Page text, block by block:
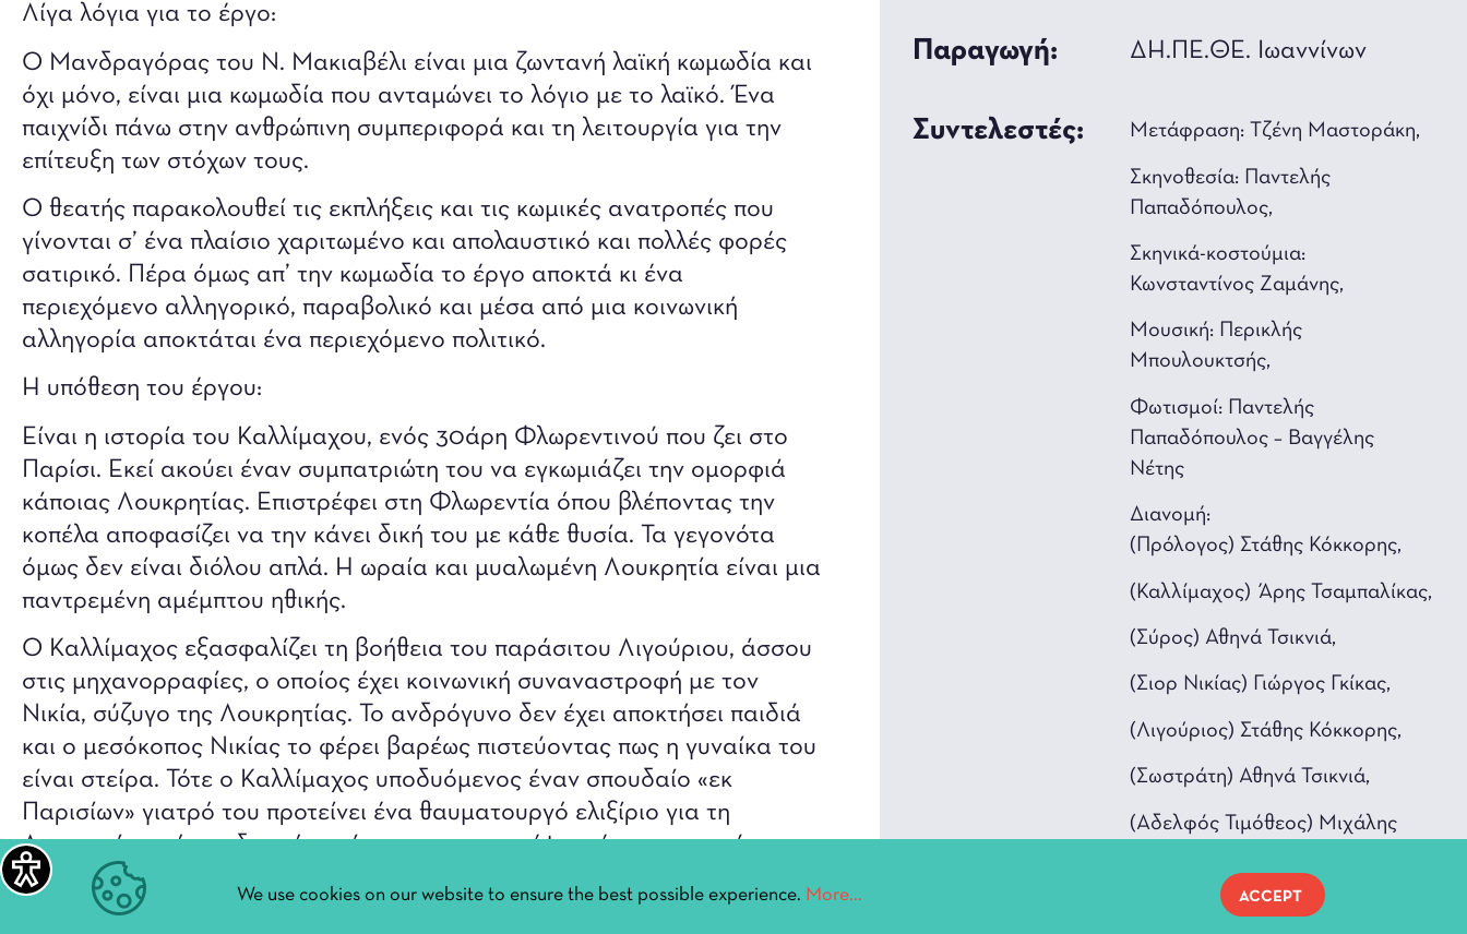
Λίγα λόγια για το έργο:
Ο Μανδραγόρας του Ν. Μακιαβέλι είναι μια ζωντανή λαϊκή κωμωδία και
όχι μόνο, είναι μια κωμωδία που ανταμώνει το λόγιο με το λαϊκό. Ένα
παιχνίδι πάνω στην ανθρώπινη συμπεριφορά και τη λειτουργία για την
επίτευξη των στόχων τους.
Ο θεατής παρακολουθεί τις εκπλήξεις και τις κωμικές ανατροπές που
γίνονται σ’ ένα πλαίσιο χαριτωμένο και απολαυστικό και πολλές φορές
σατιρικό. Πέρα όμως απ’ την κωμωδία το έργο αποκτά κι ένα
περιεχόμενο αλληγορικό, παραβολικό και μέσα από μια κοινωνική
αλληγορία αποκτάται ένα περιεχόμενο πολιτικό.
Η υπόθεση του έργου:
Είναι η ιστορία του Καλλίμαχου, ενός 30άρη Φλωρεντινού που ζει στο
Παρίσι. Εκεί ακούει έναν συμπατριώτη του να εγκωμιάζει την ομορφιά
κάποιας Λουκρητίας. Επιστρέφει στη Φλωρεντία όπου βλέποντας την
κοπέλα αποφασίζει να την κάνει δική του με κάθε θυσία. Τα γεγονότα
όμως δεν είναι διόλου απλά. Η ωραία και μυαλωμένη Λουκρητία είναι μια
παντρεμένη αμέμπτου ηθικής.
Ο Καλλίμαχος εξασφαλίζει τη βοήθεια του παράσιτου Λιγούριου, άσσου
στις μηχανορραφίες, ο οποίος έχει κοινωνική συναναστροφή με τον
Νικία, σύζυγο της Λουκρητίας. Το ανδρόγυνο δεν έχει αποκτήσει παιδιά
και ο μεσόκοπος Νικίας το φέρει βαρέως πιστεύοντας πως η γυναίκα του
είναι στείρα. Τότε ο Καλλίμαχος υποδυόμενος έναν σπουδαίο «εκ
Παρισίων» γιατρό του προτείνει ένα θαυματουργό ελιξίριο για τη
Λουκρητία από μανδραγόρα, ώστε να τη γιατρέψει μέσα σε μια νύχτα
από την υποτιθέμενη στειρότητά της.
Παραγωγή: ΔΗ.ΠΕ.ΘΕ. Ιωαννίνων
Συντελεστές: Μετάφραση: Τζένη Μαστοράκη,
Σκηνοθεσία: Παντελής
Παπαδόπουλος,
Σκηνικά-κοστούμια:
Κωνσταντίνος Ζαμάνης,
Μουσική: Περικλής
Μπουλουκτσής,
Φωτισμοί: Παντελής
Παπαδόπουλος – Βαγγέλης
Νέτης
Διανομή:
(Πρόλογος) Στάθης Κόκκορης,
(Καλλίμαχος) Άρης Τσαμπαλίκας,
(Σύρος) Αθηνά Τσικνιά,
(Σιορ Νικίας) Γιώργος Γκίκας,
(Λιγούριος) Στάθης Κόκκορης,
(Σωστράτη) Αθηνά Τσικνιά,
(Αδελφός Τιμόθεος) Μιχάλης
(Γυναίκα) Αθηνά Τσικνιά,
We use cookies on our website to ensure the best possible experience. More... ACCEPT